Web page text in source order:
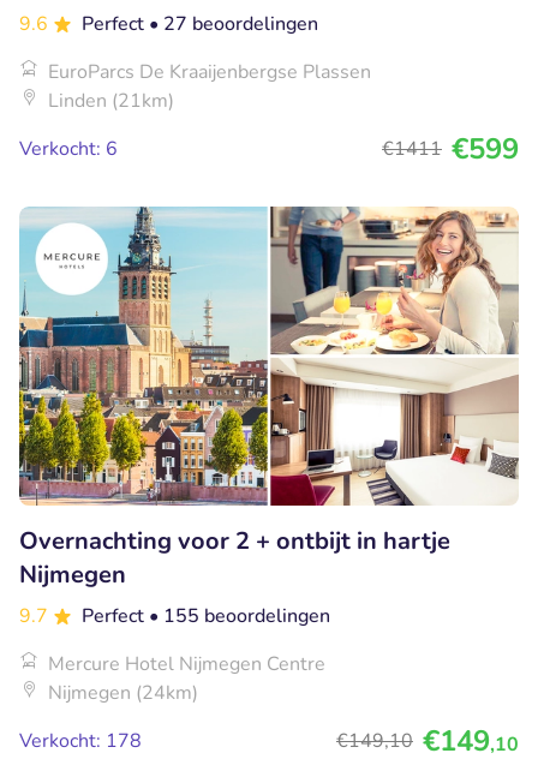
9.6 Perfect • 27 beoordelingen
EuroParcs De Kraaijenbergse Plassen
Linden (21km)
Verkocht: 6
€1411 €599
Overnachting voor 2 + ontbijt in hartje
Nijmegen
9.7 Perfect • 155 beoordelingen
Mercure Hotel Nijmegen Centre
Nijmegen (24km)
Verkocht: 178
€149,10 €149,10